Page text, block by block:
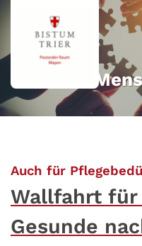
Zum Inhalt springen
Mehr für
Auch für
Wallfahrt für
Gesunde